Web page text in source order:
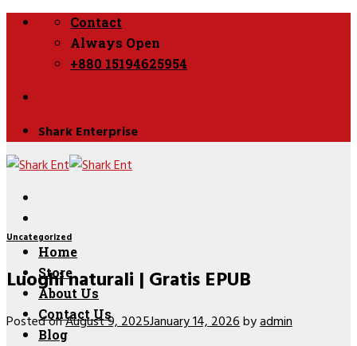
Skip
Contact
Always Open
+880 15194625954
Shark Enterprise
Home
Store
About Us
Contact Us
Blog
Uncategorized
Luoghi naturali | Gratis EPUB
Posted onAugust 9, 2025January 14, 2026byadmin